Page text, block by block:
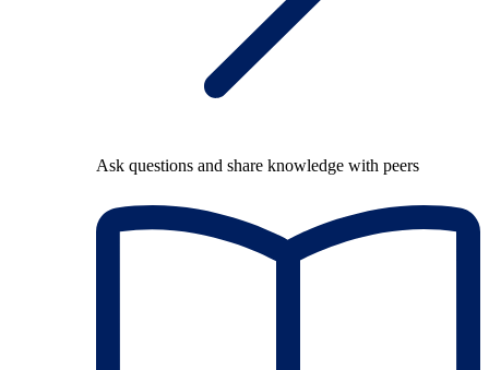
Ask questions and share knowledge with peers